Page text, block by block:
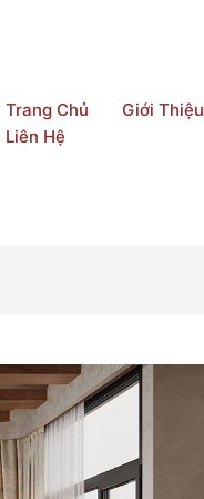
Trang Chủ
Giới Thiệu
Liên Hệ